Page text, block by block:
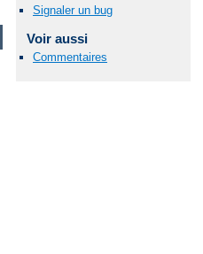
Signaler un bug
Voir aussi
Commentaires